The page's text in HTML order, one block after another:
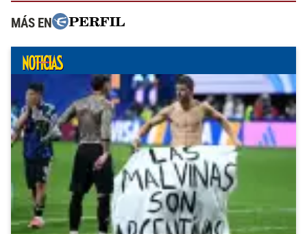
MÁS EN